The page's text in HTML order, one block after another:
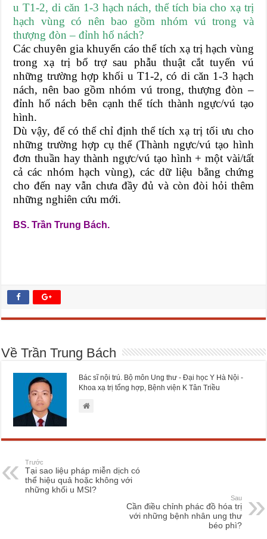
u T1-2, di căn 1-3 hạch nách, thể tích bia cho xạ trị
hạch vùng có nên bao gồm nhóm vú trong và
thượng đòn – đỉnh hố nách?
Các chuyên gia khuyến cáo thể tích xạ trị hạch vùng
trong xạ trị bổ trợ sau phẫu thuật cắt tuyến vú
những trường hợp khối u T1-2, có di căn 1-3 hạch
nách, nên bao gồm nhóm vú trong, thượng đòn –
đỉnh hố nách bên cạnh thể tích thành ngực/vú tạo
hình.
Dù vậy, để có thể chỉ định thể tích xạ trị tối ưu cho
những trường hợp cụ thể (Thành ngực/vú tạo hình
đơn thuần hay thành ngực/vú tạo hình + một vài/tất
cả các nhóm hạch vùng), các dữ liệu bằng chứng
cho đến nay vẫn chưa đầy đủ và còn đòi hỏi thêm
những nghiên cứu mới.
BS. Trần Trung Bách.
Về Trần Trung Bách
Bác sĩ nội trú. Bộ môn Ung thư - Đại học Y Hà Nội -
Khoa xạ trị tổng hợp, Bệnh viện K Tân Triều
Trước
Tại sao liệu pháp miễn dịch có
thể hiệu quả hoặc không với
những khối u MSI?
Sau
Cần điều chỉnh phác đồ hóa trị
với những bệnh nhân ung thư
béo phì?